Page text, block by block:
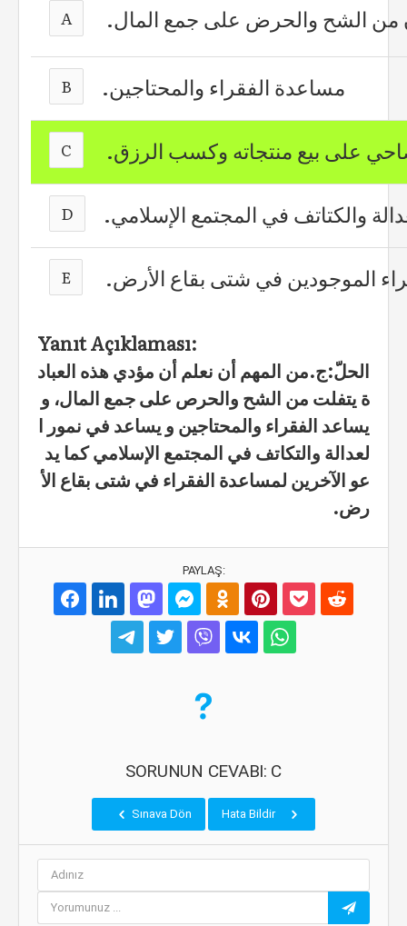
A من الشح والحرض على جمع المال.
B مساعدة الفقراء والمحتاجين.
C على بيع منتجاته وكسب الرزق.
D والكتاتف في المجتمع الإسلامي.
E الموجودين في شتى بقاع الأرض.
Yanıt Açıklaması:
الحلّ:ج.من المهم أن نعلم أن مؤدي هذه العباد
ة يتفلت من الشح والحرص على جمع المال، و
يساعد الفقراء والمحتاجين و يساعد في نمور ا
لعدالة والتكاتف في المجتمع الإسلامي كما يد
عو الآخرين لمساعدة الفقراء في شتى بقاع الأ
رض.
PAYLAŞ:
SORUNUN CEVABI: C
Sınava Dön Hata Bildir